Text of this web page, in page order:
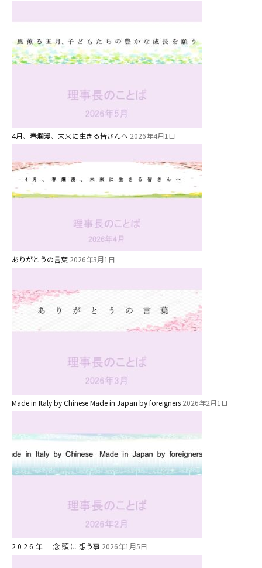
4月、春爛漫、未来に生きる皆さんへ 2026年4月1日
ありがとうの言葉 2026年3月1日
Made in Italy by Chinese Made in Japan by foreigners 2026年2月1日
2 0 2 6 年 念 頭 に 想う事 2026年1月5日
園児募集要項
教職員募集
園のこと
園舎案内
安⼼・安全対策
給⾷
課外教室
教育と保育
美⽊多幼稚園の理想
年間⾏事
預かり保育［ヒラソル ]
美⽊多チコス
美⽊多チコスについて
美⽊多チコスブログ